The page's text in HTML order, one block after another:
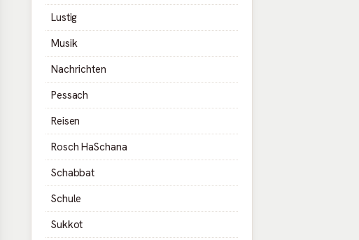
Lustig
Musik
Nachrichten
Pessach
Reisen
Rosch HaSchana
Schabbat
Schule
Sukkot